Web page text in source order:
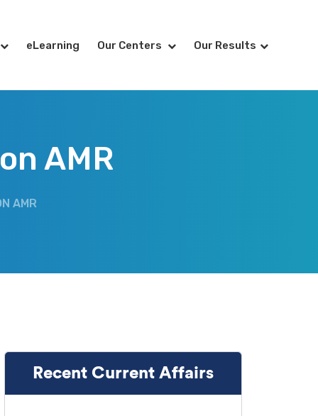
eLearning Our Centers Our Results
AMR
AMR
Recent Current Affairs